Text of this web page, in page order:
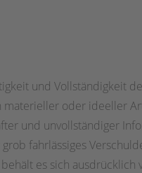
und Vollständigkeit
materieller oder ideeller
und unvollständiger
fahrlässiges
es sich ausdrücklich